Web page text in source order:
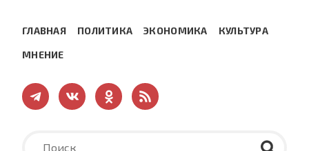
ГЛАВНАЯ ПОЛИТИКА ЭКОНОМИКА КУЛЬТУРА
МНЕНИЕ